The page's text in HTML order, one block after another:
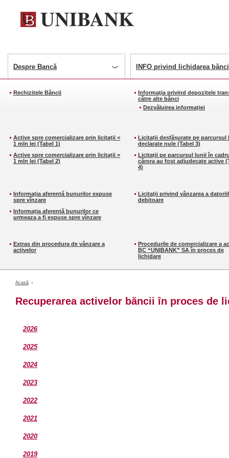
Despre Bancă INFO privind lichidarea
Rechizitele Băncii
Informaţia privind depozitele
către alte bănci
Dezvăluirea informaţiei
Active spre comercializare prin licitații <
1 mln lei (Tabel 1)
Active spre comercializare prin licitații >
1 mln lei (Tabel 2)
Licitații desfășurate pe parcursul
declarate nule (Tabel 3)
Licitații pe parcursul lunii în
cărora au fost adjudecate active
4)
Informația aferentă bunurilor expuse
spre vînzare
Informația aferentă bunurilor ce
urmeaza a fi expuse spre vînzare
Licitaţii privind vânzarea a
debitoare
Extras din procedura de vânzare a
activelor
Procedurile de comercializare a
BC “UNIBANK” SA în proces de
lichidare
Acasă
Recuperarea activelor băncii în proces de
2026
2025
2024
2023
2022
2021
2020
2019